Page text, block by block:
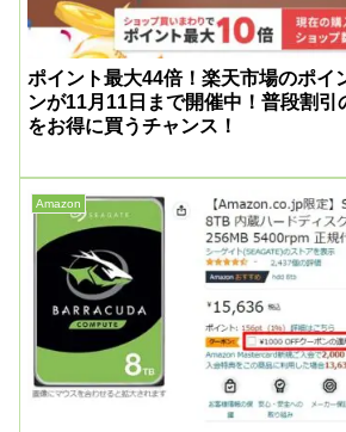
ポイント最大44倍！楽天市場のポイ
ンが11月11日まで開催中！普段割引
をお得に買うチャンス！
Amazon